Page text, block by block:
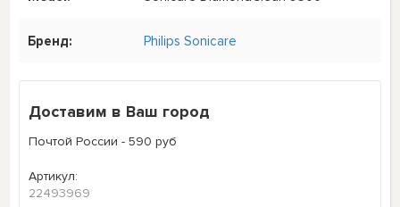
Бренд: Philips Sonicare
Доставим в Ваш город
Почтой России - 590 руб
Артикул:
22493969